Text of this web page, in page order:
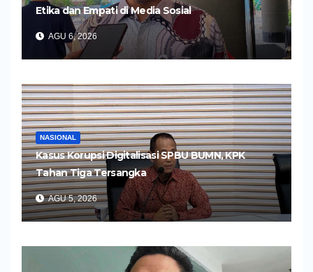
Etika dan Empati di Media Sosial
AGU 6, 2026
NASIONAL
Kasus Korupsi Digitalisasi SPBU BUMN, KPK
Tahan Tiga Tersangka
AGU 5, 2026